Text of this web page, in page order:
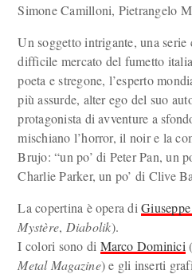
Simone Camilloni, Pietrangelo
Un soggetto intrigante, una serie
difficile mercato del fumetto
poeta e stregone, l’esperto
più assurde, alter ego del suo
protagonista di avventure a
mischiano l’horror, il noir e la
Brujo: “un po’ di Peter Pan, un
Charlie Parker, un po’ di Clive
La copertina è opera di
Mystère, Diabolik).
I colori sono di Marco Dominici (
Metal Magazine) e gli inserti